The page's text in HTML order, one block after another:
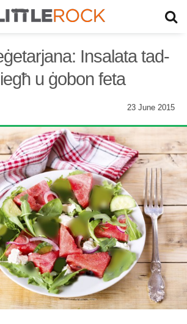
Insalata tad-
u ġobon feta
23 June 2015